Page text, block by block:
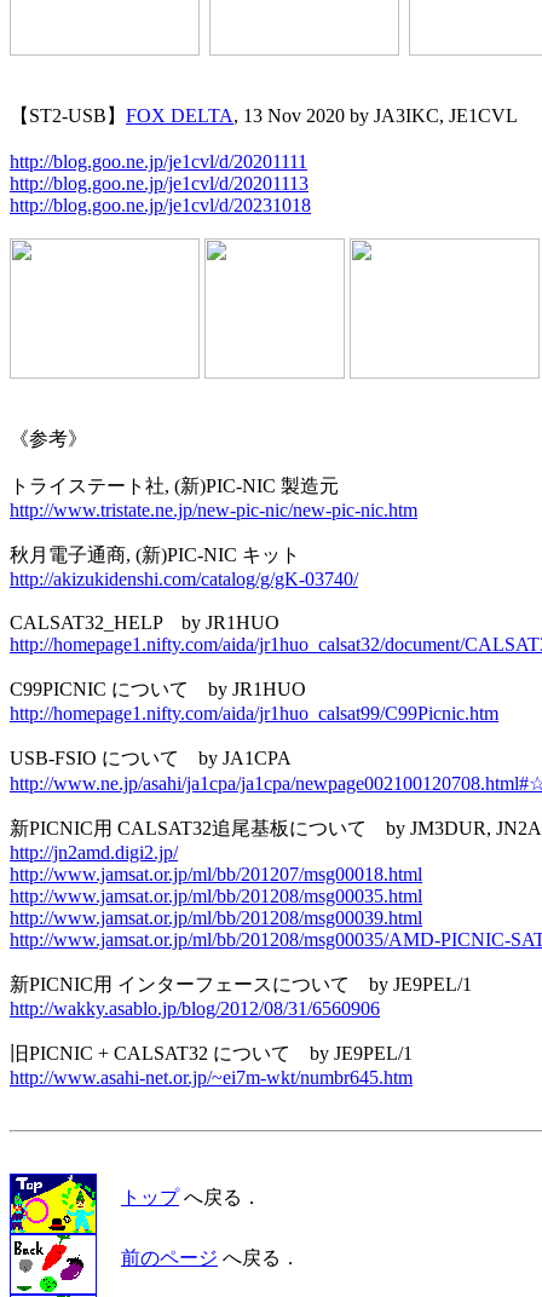
【ST2-USB】 FOX DELTA, 13 Nov 2020 by JA3IKC, JE1CVL
http://blog.goo.ne.jp/je1cvl/d/20201111
http://blog.goo.ne.jp/je1cvl/d/20201113
http://blog.goo.ne.jp/je1cvl/d/20231018
《参考》
http://www.tristate.ne.jp/new-pic-nic/new-pic-nic.htm
http://akizukidenshi.com/catalog/g/gK-03740/
http://homepage1.nifty.com/aida/jr1huo_calsat32/document/
http://homepage1.nifty.com/aida/jr1huo_calsat99/C99Picnic.htm
http://www.ne.jp/asahi/ja1cpa/ja1cpa/
http://jn2amd.digi2.jp/
http://www.jamsat.or.jp/ml/bb/201207/msg00018.html
http://www.jamsat.or.jp/ml/bb/201208/msg00035.html
http://www.jamsat.or.jp/ml/bb/201208/msg00039.html
http://www.jamsat.or.jp/ml/bb/201208/msg00035/AMD-PICNIC-
http://wakky.asablo.jp/blog/2012/08/31/6560906
http://www.asahi-net.or.jp/~ei7m-wkt/numbr645.htm
トップへ戻る．
前のページ へ戻る．